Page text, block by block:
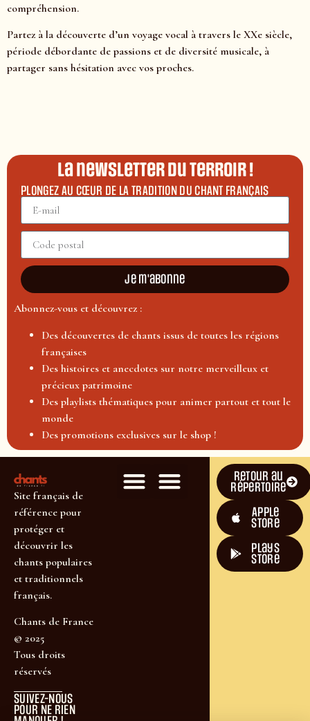
compréhension.
Partez à la découverte d’un voyage vocal à travers le XXe siècle,
période débordante de passions et de diversité musicale, à
partager sans hésitation avec vos proches.
La newsletter du terroir !
PLONGEZ AU CŒUR DE LA TRADITION DU CHANT FRANÇAIS
Je m'abonne
Abonnez-vous et découvrez :
Des découvertes de chants issus de toutes les régions
françaises
Des histoires et anecdotes sur notre merveilleux et
précieux patrimoine
Des playlists thématiques pour animer partout et tout le
monde
Des promotions exclusives sur le shop !
Site français de
référence pour
protéger et
découvrir les
chants populaires
et traditionnels
français.
Chants de France
© 2025
Tous droits
réservés
SUIVEZ-NOUS
POUR NE RIEN
Retour au
répertoire
Apple
Store
plays
store